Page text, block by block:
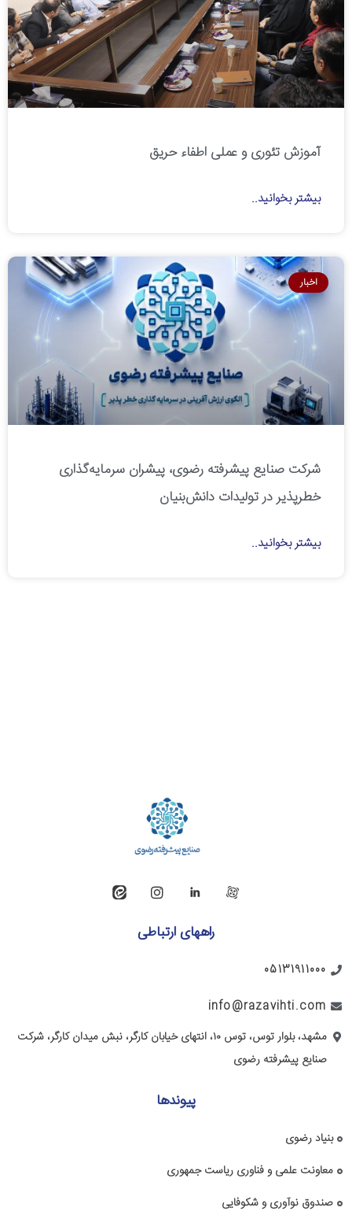
آموزش تئوری و عملی اطفاء حریق
بیشتر بخوانید..
اخبار
شرکت صنایع پیشرفته رضوی، پیشران سرمایه‌گذاری
خطرپذیر در تولیدات دانش‌بنیان
بیشتر بخوانید..
راههای ارتباطی
05131911000
info@razavihti.com
مشهد، بلوار توس، توس ۱۰، انتهای خیابان کارگر، نبش میدان کارگر، شرکت
صنایع پیشرفته رضوی
پیوندها
بنیاد رضوی
معاونت علمی و فناوری ریاست جمهوری
صندوق نوآوری و شکوفایی